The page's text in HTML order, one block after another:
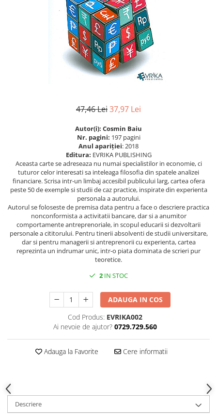
Manuale scolare/Cursuri
Spiritualitate/Ezoterism
Sport
Stiinte/Educatie
47,46 Lei37,97 Lei
Autor(i): Cosmin Baiu
Nr. pagini: 197 pagini
Anul apariţiei: 2018
Editura: EVRIKA PUBLISHING
Aceasta carte se adreseaza nu numai specialistilor in economie, ci
tuturor celor interesati sa inteleaga filosofia din spatele analizei
financiare. Scrisa intr-un limbaj accesibil publicului larg, cartea ofera
peste 50 de exemple si studii de caz practice, inspirate din experienta
personala a autorului.
Autorul se foloseste de premisa data pentru a face o descriere practica
nonconformista a activitatii bancare, dar si a anumitor
comportamente antreprenoriale, in scopul educarii si dezvoltarii
personale a cititorului. Pentru tinerii absolventi de studii universitare,
dar si pentru managerii si antreprenorii cu experienta, cartea
reprezinta un indrumar unic, intr-o piata dominata de scrieri pur
teoretice.
2 IN STOC
ADAUGA IN COS
Cod Produs: EVRIKA002
Ai nevoie de ajutor? 0729.729.560
Adauga la Favorite Cere informatii
Descriere